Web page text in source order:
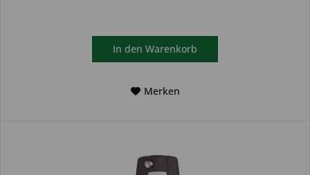
In den Warenkorb
Merken